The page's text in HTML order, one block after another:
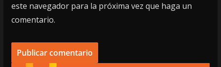
este navegador para la próxima vez que haga un
comentario.